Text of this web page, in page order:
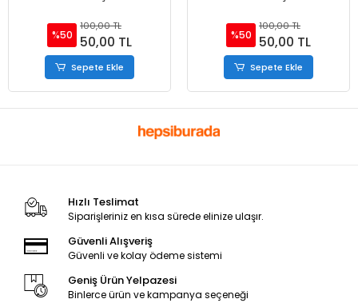
%50
100,00 TL
50,00 TL
Sepete Ekle
%50
100,00 TL
50,00 TL
Sepete Ekle
Hızlı Teslimat
Siparişleriniz en kısa sürede elinize ulaşır.
Güvenli Alışveriş
Güvenli ve kolay ödeme sistemi
Geniş Ürün Yelpazesi
Binlerce ürün ve kampanya seçeneği